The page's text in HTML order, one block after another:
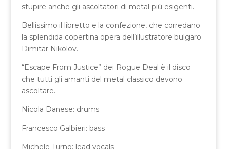
stupire anche gli ascoltatori di metal più esigenti.
Bellissimo il libretto e la confezione, che corredano
la splendida copertina opera dell’illustratore bulgaro
Dimitar Nikolov.
“Escape From Justice” dei Rogue Deal è il disco
che tutti gli amanti del metal classico devono
ascoltare.
Nicola Danese: drums
Francesco Galbieri: bass
Michele Turno: lead vocals